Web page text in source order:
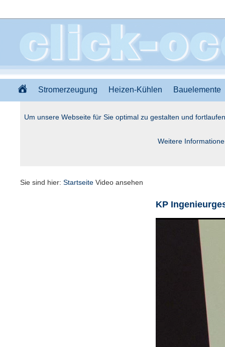
Stromerzeugung Heizen-Kühlen Bauelemente
Um unsere Webseite für Sie optimal zu gestalten und
Weitere
Sie sind hier: Startseite Video ansehen
KP